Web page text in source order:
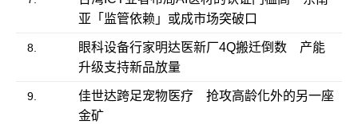
亚「监管依赖」或成市场突破口
8.
眼科设备行家明达医新厂4Q搬迁倒数 产能
升级支持新品放量
9.
佳世达跨足宠物医疗 抢攻高龄化外的另一座
金矿